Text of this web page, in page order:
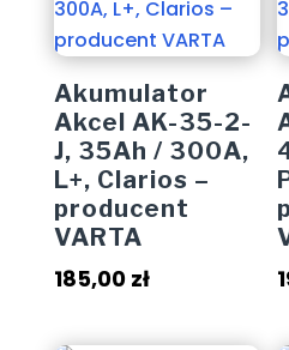
Akumulator
Akcel AK-35-2-
J, 35Ah / 300A,
L+, Clarios –
producent
VARTA
185,00 zł